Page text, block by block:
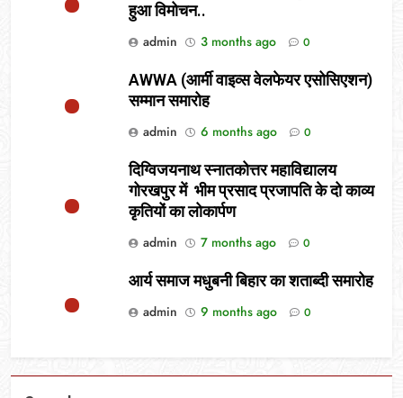
हुआ विमोचन..
admin
3 months ago 0
AWWA (आर्मी वाइव्स वेलफेयर एसोसिएशन)
सम्मान समारोह
admin
6 months ago 0
दिग्विजयनाथ स्नातकोत्तर महाविद्यालय
गोरखपुर में भीम प्रसाद प्रजापति के दो काव्य
कृतियों का लोकार्पण
admin
7 months ago 0
आर्य समाज मधुबनी बिहार का शताब्दी समारोह
admin
9 months ago 0